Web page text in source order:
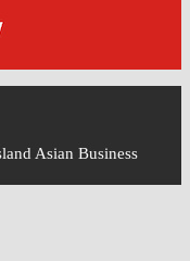
Asian Business